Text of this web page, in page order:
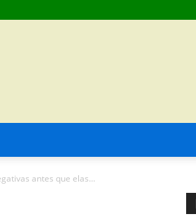
antes que elas...